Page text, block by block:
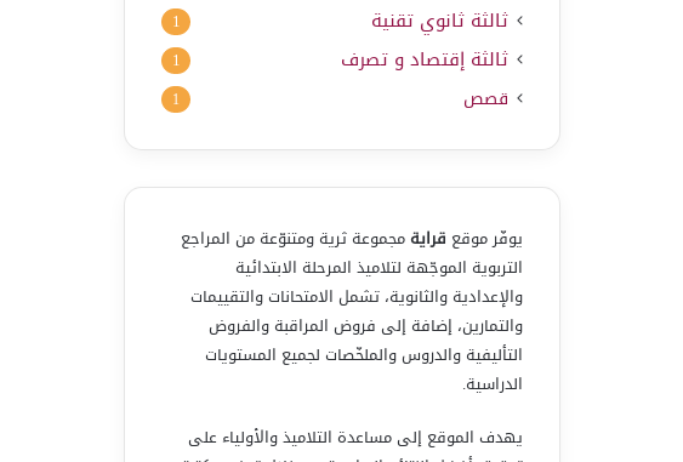
ثالثة ثانوي تقنية 1
ثالثة إقتصاد و تصرف 1
قصص 1
يوفّر موقع قرايةمجموعة ثرية ومتنوّعة من المراجع
التربوية الموجّهة لتلاميذ المرحلة الابتدائية
والإعدادية والثانوية، تشمل الامتحانات والتقييمات
والتمارين، إضافة إلى فروض المراقبة والفروض
التأليفية والدروس والملخّصات لجميع المستويات
الدراسية.
يهدف الموقع إلى مساعدة التلاميذ والأولياء على